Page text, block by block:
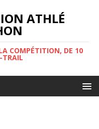
ATHLÉ
COMPÉTITION, DE 10
TRAIL